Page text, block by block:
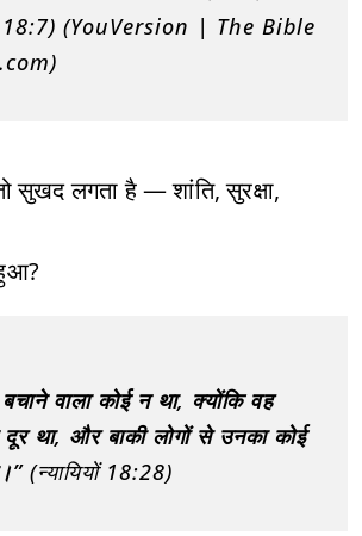
18:7) (YouVersion | The Bible
सुखद लगता है — शांति, सुरक्षा,
वाला कोई न था, क्योंकि वह
था, और बाकी लोगों से उनका कोई
(न्यायियों 18:28)